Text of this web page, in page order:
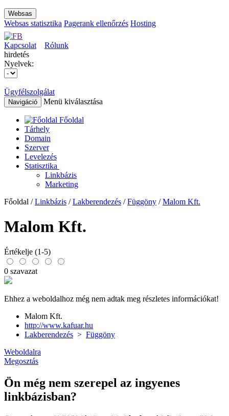
Websas
Websas statisztika Pagerank ellenőrzés Hosting
Kapcsolat
Rólunk
hirdetés
Nyelvek:
Ügyfélszolgálat
Navigáció Menü kiválasztása
Főoldal
Tárhely
Domain
Szerver
Levelezés
Statisztika
Linkbázis
Marketing
Főoldal /Linkbázis /Lakberendezés /Függöny /Malom Kft.
Malom Kft.
Értékelje (1-5)
0 szavazat
Ehhez a weboldalhoz még nem adtak meg részletes információkat!
Malom Kft.
http://www.kafuar.hu
Lakberendezés > Függöny
Weboldalra
Megosztás
Ön még nem szerepel az ingyenes
linkbázisban?